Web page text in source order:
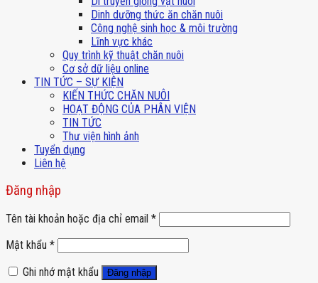
Dinh dưỡng thức ăn chăn nuôi
Công nghệ sinh học & môi trường
Lĩnh vực khác
Quy trình kỹ thuật chăn nuôi
Cơ sở dữ liệu online
TIN TỨC – SỰ KIỆN
KIẾN THỨC CHĂN NUÔI
HOẠT ĐỘNG CỦA PHÂN VIỆN
TIN TỨC
Thư viện hình ảnh
Tuyển dụng
Liên hệ
Đăng nhập
Tên tài khoản hoặc địa chỉ email *
Mật khẩu *
Ghi nhớ mật khẩu
Đăng nhập